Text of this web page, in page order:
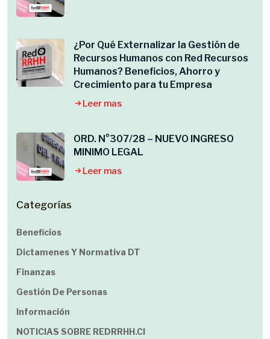
¿Por Qué Externalizar la Gestión de
Recursos Humanos con Red Recursos
Humanos? Beneficios, Ahorro y
Crecimiento para tu Empresa
Leer mas
ORD. N°307/28 – NUEVO INGRESO
MINIMO LEGAL
Leer mas
Categorías
Beneficios
Dictamenes Y Normativa DT
Finanzas
Gestión De Personas
Información
NOTICIAS SOBRE REDRRHH.cl